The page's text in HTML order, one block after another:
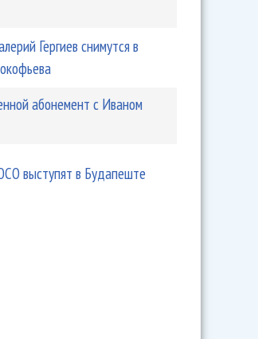
Гергиев снимутся в
абонемент с Иваном
выступят в Будапеште